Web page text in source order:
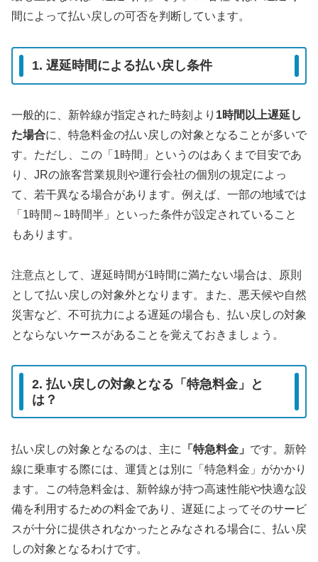
間によって払い戻しの可否を判断しています。
1. 遅延時間による払い戻し条件
一般的に、新幹線が指定された時刻より 1時間以上遅延し
た場合に、特急料金の払い戻しの対象となることが多いで
す。ただし、この「1時間」というのはあくまで目安であ
り、JRの旅客営業規則や運行会社の個別の規定によっ
て、若干異なる場合があります。例えば、一部の地域では
「1時間～1時間半」といった条件が設定されていること
もあります。
注意点として、遅延時間が1時間に満たない場合は、原則
として払い戻しの対象外となります。また、悪天候や自然
災害など、不可抗力による遅延の場合も、払い戻しの対象
とならないケースがあることを覚えておきましょう。
2. 払い戻しの対象となる「特急料金」と
は？
払い戻しの対象となるのは、主に 「特急料金」 です。新幹
線に乗車する際には、運賃とは別に「特急料金」がかかり
ます。この特急料金は、新幹線が持つ高速性能や快適な設
備を利用するための料金であり、遅延によってそのサービ
スが十分に提供されなかったとみなされる場合に、払い戻
しの対象となるわけです。